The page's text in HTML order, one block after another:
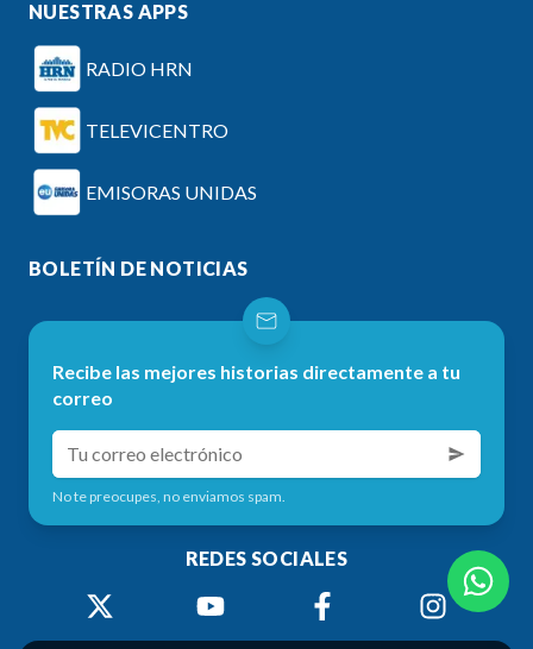
NUESTRAS APPS
RADIO HRN
TELEVICENTRO
EMISORAS UNIDAS
BOLETÍN DE NOTICIAS
Recibe las mejores historias directamente a tu
correo
No te preocupes, no enviamos spam.
REDES SOCIALES